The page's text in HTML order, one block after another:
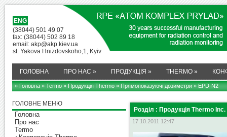
ENG
(38044) 501 49 07
fax: (38044) 502 89 18
email: akp@akp.kiev.ua
st. Yakova Hnizdovskoho,1, Kyiv
ГОЛОВНА ПРО НАС » ПРОДУКЦІЯ » THERMO »
» Головна»Termo»Продукція Thermo»Прямопоказуючі дозиметри» EPD-N2
ГОЛОВНЕ МЕНЮ
Головна
Про нас
Termo
Розділ : Продукція Thermo Inc.
17.10.2011 12:47